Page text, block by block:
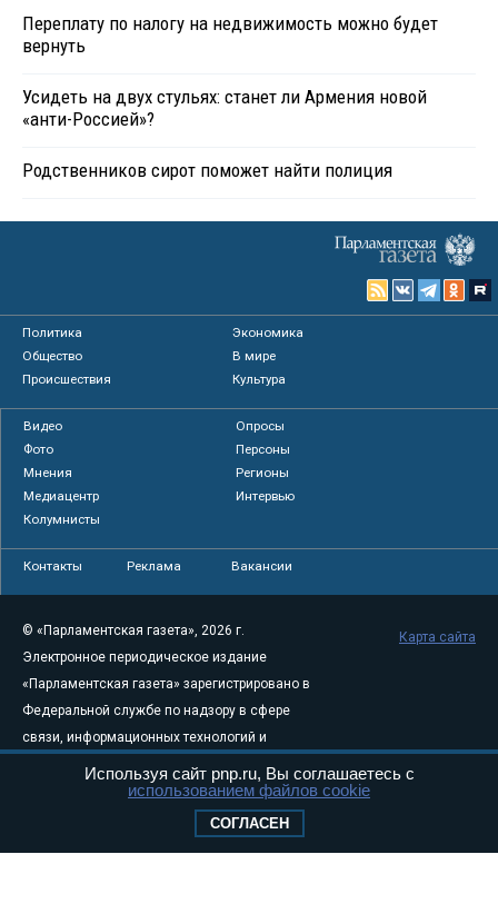
Переплату по налогу на недвижимость можно будет
вернуть
Усидеть на двух стульях: станет ли Армения новой
«анти-Россией»?
Родственников сирот поможет найти полиция
Политика
Экономика
Общество
В мире
Происшествия
Культура
Видео
Опросы
Фото
Персоны
Мнения
Регионы
Медиацентр
Интервью
Колумнисты
Контакты Реклама Вакансии
© «Парламентская газета», 2026 г.
Электронное периодическое издание
«Парламентская газета» зарегистрировано в
Федеральной службе по надзору в сфере
связи, информационных технологий и
августа 2011 года. 18+
Свидетельство о регистрации Эл № ФС77-
Карта сайта
Используя сайт pnp.ru, Вы соглашаетесь с
использованием файлов cookie
СОГЛАСЕН